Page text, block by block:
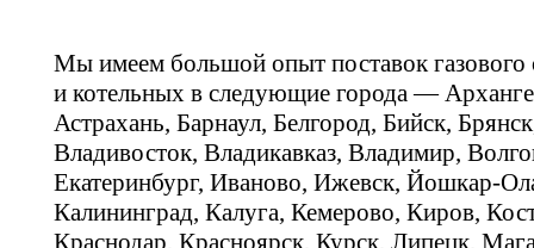
Мы имеем большой опыт поставок газового
и котельных в следующие города —
Астрахань, Барнаул, Белгород, Бийск,
Владивосток, Владикавказ, Владимир,
Екатеринбург, Иваново, Ижевск, Йошкар-
Калининград, Калуга, Кемерово, Киров,
Краснодар, Красноярск, Курск, Липецк,